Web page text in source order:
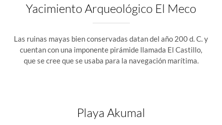
Yacimiento Arqueológico El Meco
Las ruinas mayas bien conservadas datan del año 200 d. C. y
cuentan con una imponente pirámide llamada El Castillo,
que se cree que se usaba para la navegación marítima.
Playa Akumal